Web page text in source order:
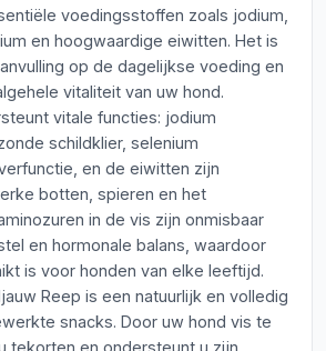
voedingsstoffen zoals jodium,
en hoogwaardige eiwitten. Het is
op de dagelijkse voeding en
vitaliteit van uw hond.
vitale functies: jodium
schildklier, selenium
en de eiwitten zijn
botten, spieren en het
in de vis zijn onmisbaar
en hormonale balans, waardoor
is voor honden van elke leeftijd.
Reep is een natuurlijk en volledig
snacks. Door uw hond vis te
tekorten en ondersteunt u zijn